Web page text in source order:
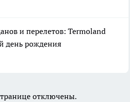
и перелетов: Termoland
день рождения
отключены.